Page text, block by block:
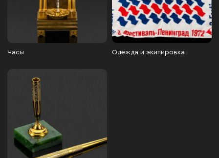
Часы Одежда и экипировка